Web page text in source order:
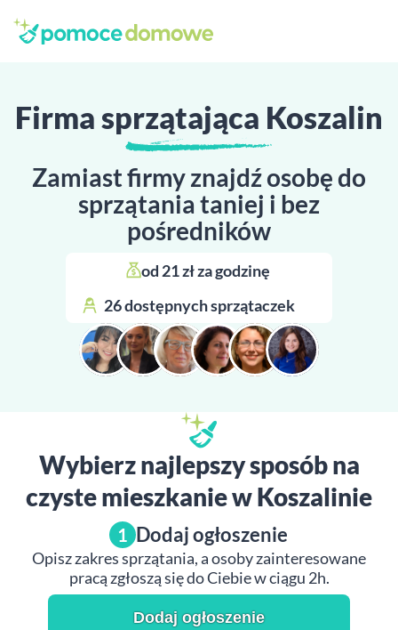
Firma sprzątająca Koszalin
Zamiast firmy znajdź osobę do
sprzątania taniej i bez
pośredników
od 21 zł za godzinę
26 dostępnych sprzątaczek
Wybierz najlepszy sposób na
czyste mieszkanie w Koszalinie
1 Dodaj ogłoszenie
Opisz zakres sprzątania, a osoby zainteresowane
pracą zgłoszą się do Ciebie w ciągu 2h.
Dodaj ogłoszenie